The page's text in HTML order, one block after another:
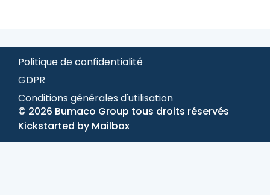
Politique de confidentialité
GDPR
Conditions générales d'utilisation
© 2026 Bumaco Group tous droits réservés
Kickstarted by Mailbox